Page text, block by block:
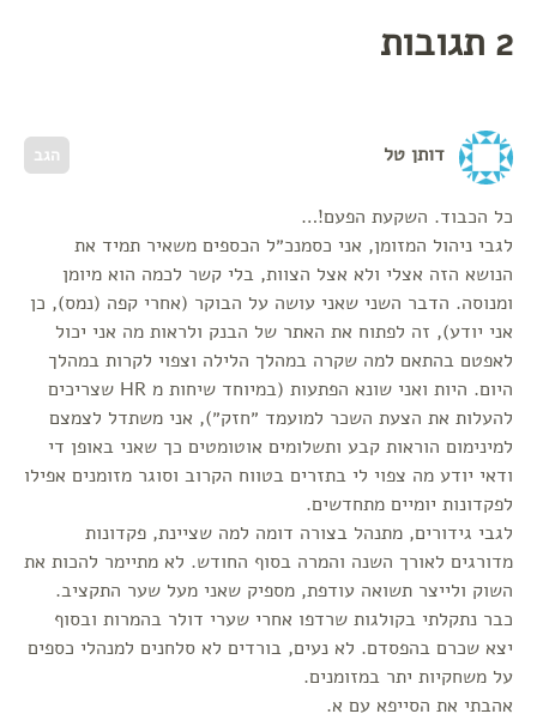
2 תגובות
הגב דותן טל
כל הכבוד. השקעת הפעם!…
לגבי ניהול המזומן, אני כסמנכ״ל הכספים משאיר תמיד את
הנושא הזה אצלי ולא אצל הצוות, בלי קשר לכמה הוא מיומן
ומנוסה. הדבר השני שאני עושה על הבוקר (אחרי קפה (נמס), כן
אני יודע), זה לפתוח את האתר של הבנק ולראות מה אני יכול
לאפטם בהתאם למה שקרה במהלך הלילה וצפוי לקרות במהלך
היום. היות ואני שונא הפתעות (במיוחד שיחות מ HR שצריכים
להעלות את הצעת השכר למועמד ״חזק״), אני משתדל לצמצם
למינימום הוראות קבע ותשלומים אוטומטים כך שאני באופן די
ודאי יודע מה צפוי לי בתזרים בטווח הקרוב וסוגר מזומנים אפילו
לפקדונות יומיים מתחדשים.
לגבי גידורים, מתנהל בצורה דומה למה שציינת, פקדונות
מדורגים לאורך השנה והמרה בסוף החודש. לא מתיימר להכות את
השוק ולייצר תשואה עודפת, מספיק שאני מעל שער התקציב.
כבר נתקלתי בקולגות שרדפו אחרי שערי דולר בהמרות ובסוף
יצא שכרם בהפסדם. לא נעים, בורדים לא סלחנים למנהלי כספים
על משחקיות יתר במזומנים.
אהבתי את הסייפא עם א.